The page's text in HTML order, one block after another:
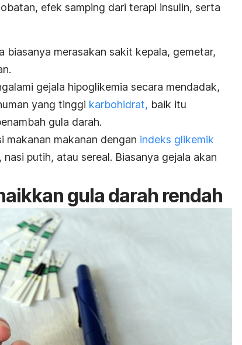
efek samping dari terapi insulin, serta
biasanya merasakan sakit kepala, gemetar,
gejala hipoglikemia secara mendadak,
yang tinggi karbohidrat, baik itu
gula darah.
makanan makanan dengan indeks glikemik
putih, atau sereal. Biasanya gejala akan
gula darah rendah